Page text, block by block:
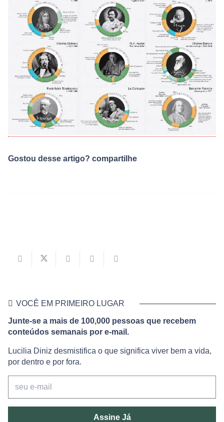
Gostou desse artigo? compartilhe
VOCÊ EM PRIMEIRO LUGAR
Junte-se a mais de 100,000 pessoas que recebem
conteúdos semanais por e-mail.
Lucilia Diniz desmistifica o que significa viver bem a vida,
por dentro e por fora.
Assine Já